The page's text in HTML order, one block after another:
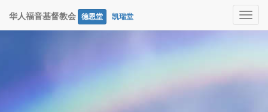
Toggle
华人福音基督教会 德恩堂 凯瑞堂